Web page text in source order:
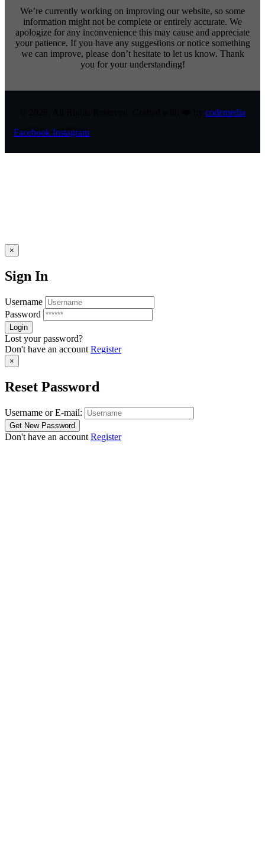
We’re currently working on improving our website, so some
information might not be complete or entirely accurate. We
apologize for any inconvenience this may cause and appreciate
your patience. If you have any suggestions or notice something
we can improve, please don’t hesitate to let us know. Thank
you for your understanding!
codemedia
Facebook Instagram
×
Sign In
Username
Password
Lost your password?
Don't have an account Register
×
Reset Password
Username or E-mail:
Don't have an account Register